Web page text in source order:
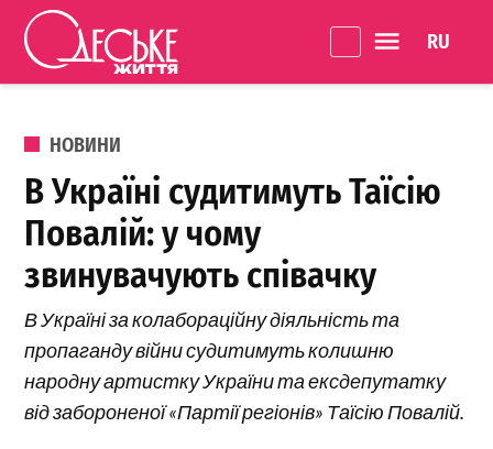
Перейти до вмісту
Життя
ОПУБЛІКОВАНО В
НОВИНИ
В Україні судитимуть Таїсію
Повалій: у чому
звинувачують співачку
В Україні за колабораційну діяльність та
пропаганду війни судитимуть колишню
народну артистку України та ексдепутатку
від забороненої «Партії регіонів» Таїсію Повалій.